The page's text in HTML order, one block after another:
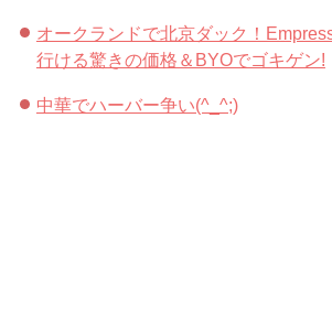
オークランドで北京ダック！
行ける驚きの価格＆BYOでゴキゲン!
中華でハーバー争い(^_^;)